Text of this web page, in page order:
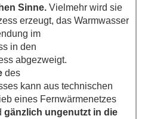
Sinne. Vielmehr wird sie
erzeugt, das Warmwasser
im
in den
abgezweigt.
des
kann aus technischen
eines Fernwärmenetzes
gänzlich ungenutzt in die